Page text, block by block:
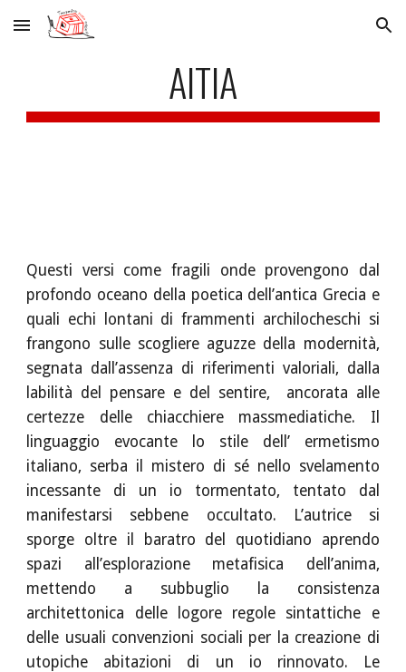
Skip to main content Skip to navigation
AITIA
Questi versi come fragili onde provengono dal
profondo oceano della poetica dell’antica Grecia e
quali echi lontani di frammenti archilocheschi si
frangono sulle scogliere aguzze della modernità,
segnata dall’assenza di riferimenti valoriali, dalla
labilità del pensare e del sentire, ancorata alle
certezze delle chiacchiere massmediatiche. Il
linguaggio evocante lo stile dell’ ermetismo
italiano, serba il mistero di sé nello svelamento
incessante di un io tormentato, tentato dal
manifestarsi sebbene occultato. L’autrice si
sporge oltre il baratro del quotidiano aprendo
spazi all’esplorazione metafisica dell’anima,
mettendo a subbuglio la consistenza
architettonica delle logore regole sintattiche e
delle usuali convenzioni sociali per la creazione di
utopiche abitazioni di un io rinnovato. Le